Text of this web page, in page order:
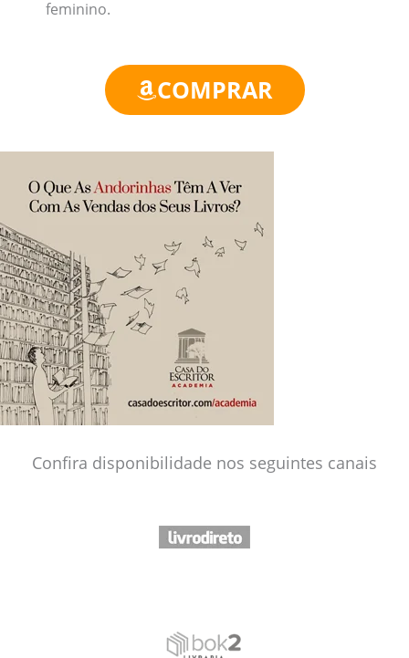
feminino.
COMPRAR
Confira disponibilidade nos seguintes canais